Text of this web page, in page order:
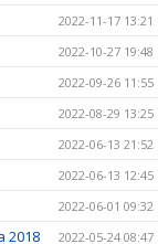
2022-11-17 13:21
2022-10-27 19:48
2022-09-26 11:55
2022-08-29 13:25
2022-06-13 21:52
2022-06-13 12:45
2022-06-01 09:32
2018 2022-05-24 08:47